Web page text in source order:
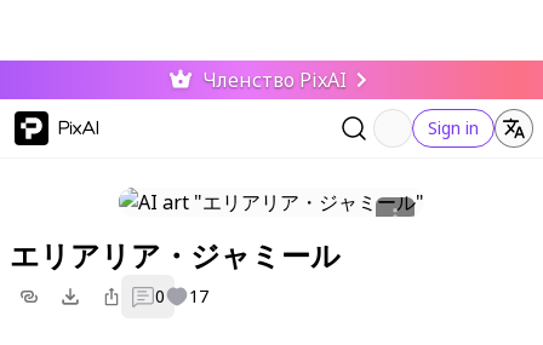
Членство PixAI
PixAI Sign in
エリアリア・ジャミール
0 17